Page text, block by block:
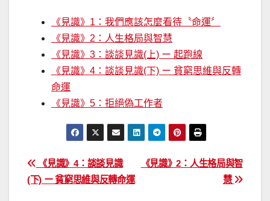
《見識》1：我們應該怎麼看待〝命運〞
《見識》2：人生格局與智慧
《見識》3：談談見識(上) ー 起跑線
《見識》4：談談見識(下) ー 貧窮思維與反轉
命運
《見識》5：拒絕偽工作者
文
章
《見識》2：人生格局與智
慧
《見識》4：談談見識
(下) ー 貧窮思維與反轉命運